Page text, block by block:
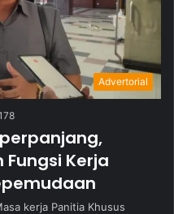
Advertorial
Kerja
kerja Panitia Khusus